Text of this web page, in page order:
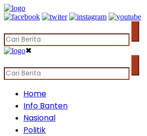
✖
Home
Info Banten
Nasional
Politik